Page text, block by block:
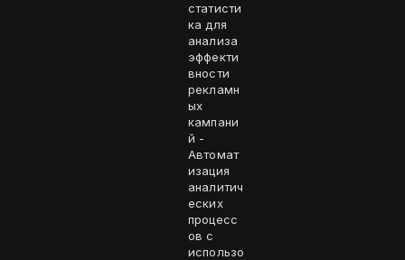
статисти
ка для
анализа
эффекти
вности
рекламн
ых
кампани
й -
Автомат
изация
аналитич
еских
процесс
ов с
использо